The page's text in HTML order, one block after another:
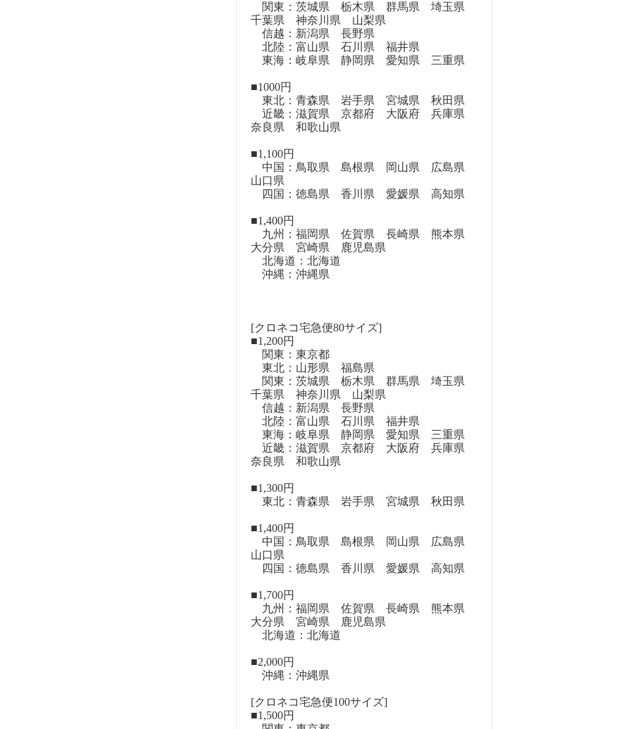
関東：茨城県 栃木県 群馬県 埼玉県
千葉県 神奈川県 山梨県
信越：新潟県 長野県
北陸：富山県 石川県 福井県
東海：岐阜県 静岡県 愛知県 三重県
■1000円
東北：青森県 岩手県 宮城県 秋田県
近畿：滋賀県 京都府 大阪府 兵庫県
奈良県 和歌山県
■1,100円
中国：鳥取県 島根県 岡山県 広島県
山口県
四国：徳島県 香川県 愛媛県 高知県
■1,400円
九州：福岡県 佐賀県 長崎県 熊本県
大分県 宮崎県 鹿児島県
北海道：北海道
沖縄：沖縄県
[クロネコ宅急便80サイズ]
■1,200円
関東：東京都
東北：山形県 福島県
関東：茨城県 栃木県 群馬県 埼玉県
千葉県 神奈川県 山梨県
信越：新潟県 長野県
北陸：富山県 石川県 福井県
東海：岐阜県 静岡県 愛知県 三重県
近畿：滋賀県 京都府 大阪府 兵庫県
奈良県 和歌山県
■1,300円
東北：青森県 岩手県 宮城県 秋田県
■1,400円
中国：鳥取県 島根県 岡山県 広島県
山口県
四国：徳島県 香川県 愛媛県 高知県
■1,700円
九州：福岡県 佐賀県 長崎県 熊本県
大分県 宮崎県 鹿児島県
北海道：北海道
■2,000円
沖縄：沖縄県
[クロネコ宅急便100サイズ]
■1,500円